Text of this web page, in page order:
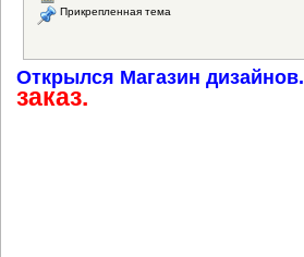
Прикрепленная тема
Открылся Магазин дизайнов.
заказ.